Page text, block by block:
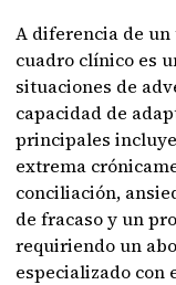
A diferencia de
cuadro clínico es
situaciones de
capacidad de
principales
extrema
conciliación,
de fracaso y un
requiriendo un
especializado con